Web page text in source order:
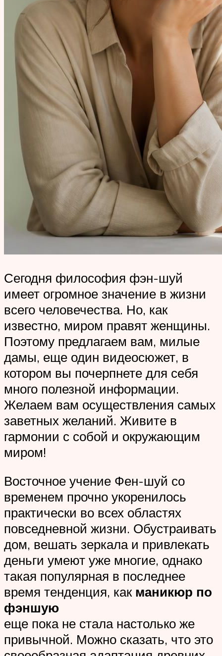
Сегодня философия фэн-шуй
имеет огромное значение в жизни
всего человечества. Но, как
известно, миром правят женщины.
Поэтому предлагаем вам, милые
дамы, еще один видеосюжет, в
котором вы почерпнете для себя
много полезной информации.
Желаем вам осуществления самых
заветных желаний. Живите в
гармонии с собой и окружающим
миром!
Восточное учение Фен-шуй со
временем прочно укоренилось
практически во всех областях
повседневной жизни. Обустраивать
дом, вешать зеркала и привлекать
деньги умеют уже многие, однако
такая популярная в последнее
время тенденция, как маникюр по
фэншую
еще пока не стала настолько же
привычной. Можно сказать, что это